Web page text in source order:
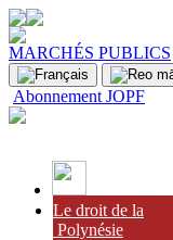
MARCHÉS PUBLICS
Abonnement JOPF
Le droit de la
Polynésie